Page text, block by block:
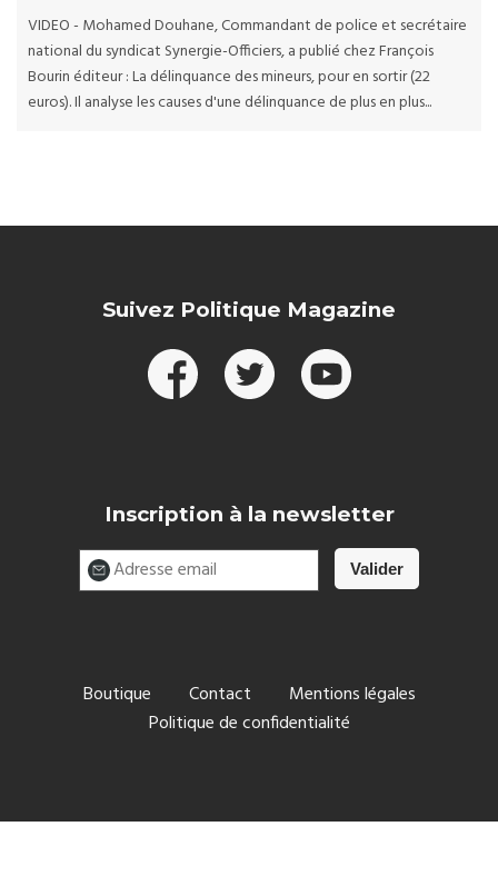
VIDEO - Mohamed Douhane, Commandant de police et secrétaire
national du syndicat Synergie-Officiers, a publié chez François
Bourin éditeur : La délinquance des mineurs, pour en sortir (22
euros). Il analyse les causes d'une délinquance de plus en plus...
Suivez Politique Magazine
Inscription à la newsletter
Boutique Contact
Mentions légales
Politique de confidentialité